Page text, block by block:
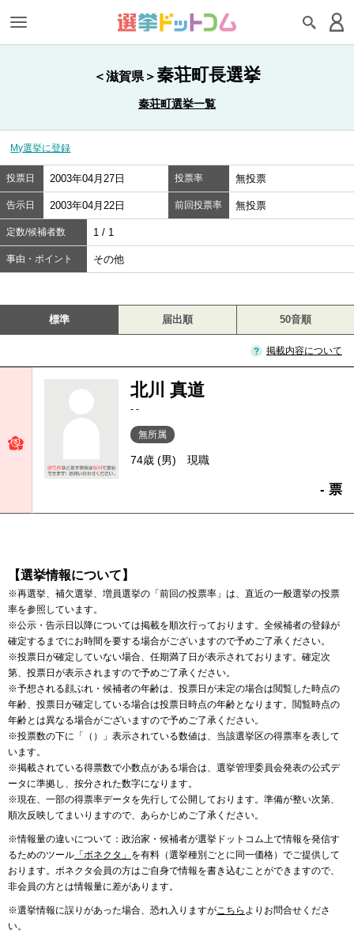
＜滋賀県＞ 秦荘町長選挙
秦荘町選挙一覧
My選挙に登録
投票日 2003年04月27日 投票率 無投票
告示日 2003年04月22日 前回投票率 無投票
定数/候補者数 1 / 1
事由・ポイント その他
標準 届出順 50音順
掲載内容について
北川 真道
- -
無所属
74歳 (男) 現職
- 票
【選挙情報について】
※再選挙、補欠選挙、増員選挙の「前回の投票率」は、直近の一般選挙の投票
率を参照しています。
※公示・告示日以降については掲載を順次行っております。全候補者の登録が
確定するまでにお時間を要する場合がございますので予めご了承ください。
※投票日が確定していない場合、任期満了日が表示されております。確定次
第、投票日が表示されますので予めご了承ください。
※予想される顔ぶれ・候補者の年齢は、投票日が未定の場合は閲覧した時点の
年齢、投票日が確定している場合は投票日時点の年齢となります。閲覧時点の
年齢とは異なる場合がございますので予めご了承ください。
※投票数の下に「（）」表示されている数値は、当該選挙区の得票率を表して
います。
※掲載されている得票数で小数点がある場合は、選挙管理委員会発表の公式デ
ータに準拠し、按分された数字になります。
※現在、一部の得票率データを先行して公開しております。準備が整い次第、
順次反映してまいりますので、あらかじめご了承ください。
※情報量の違いについて：政治家・候補者が選挙ドットコム上で情報を発信す
るためのツール 「ボネクタ」 を有料（選挙種別ごとに同一価格）でご提供して
おります。ボネクタ会員の方はご自身で情報を書き込むことができますので、
非会員の方とは情報量に差があります。
※選挙情報に誤りがあった場合、恐れ入りますがこちら よりお問合せくださ
い。